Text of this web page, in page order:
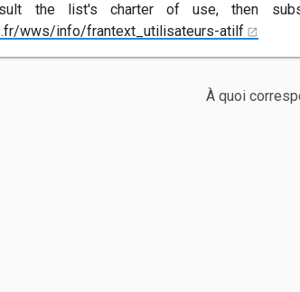
the list's charter of use, then
wws/info/frantext_utilisateurs-atilf
À quoi